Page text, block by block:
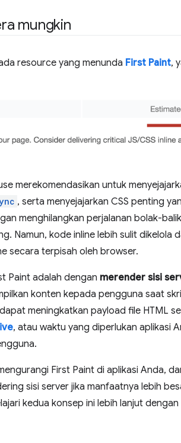
mungkin
resource yang menunda First Paint,
merekomendasikan untuk
, serta menyejajarkan CSS penting
menghilangkan perjalanan bolak-
Namun, kode inline lebih sulit dikelola
secara terpisah oleh browser.
Paint adalah dengan merender sisi
konten kepada pengguna saat
meningkatkan payload file HTML
, atau waktu yang diperlukan aplikasi
First Paint di aplikasi Anda,
sisi server jika manfaatnya lebih
kedua konsep ini lebih lanjut